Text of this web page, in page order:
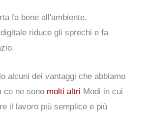
fa bene all'ambiente.
riduce gli sprechi e fa
alcuni dei vantaggi che abbiamo
ce ne sono molti altri Modi in cui
il lavoro più semplice e più